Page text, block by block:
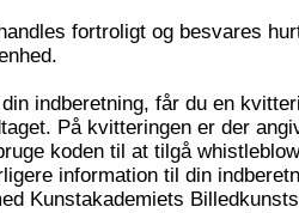
fortroligt og besvares
indberetning, får du en
På kvitteringen er der
koden til at tilgå
information til din
Kunstakademiets